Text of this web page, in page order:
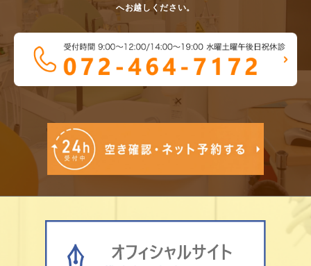
へお越しください。